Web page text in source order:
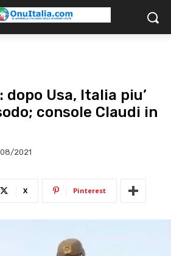
Usa, Italia piu’
console Claudi in
2021
X Pinterest